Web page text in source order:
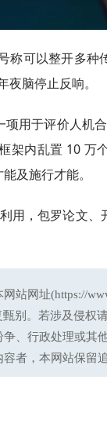
可以整开多
脑停止反响。
用于评价人机
架内乱置 10 万
及施行才能。
用，包罗论文
站网址(https://
别。若涉及侵权
、行政处理或其
者，本网站保留